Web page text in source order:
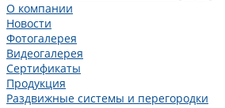
О компании
Новости
Фотогалерея
Видеогалерея
Сертификаты
Продукция
Раздвижные системы и перегородки